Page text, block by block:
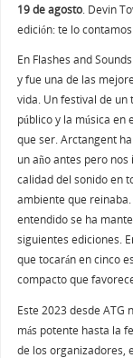
19 de agosto. Devin
edición: te lo
En Flashes and
y fue una de las
vida. Un festival de
público y la música en
que ser. Arctangent
un año antes pero
calidad del sonido en
ambiente que
entendido se ha
siguientes ediciones.
que tocarán en cinco
compacto que
Este 2023 desde ATG
más potente hasta la
de los organizadores,